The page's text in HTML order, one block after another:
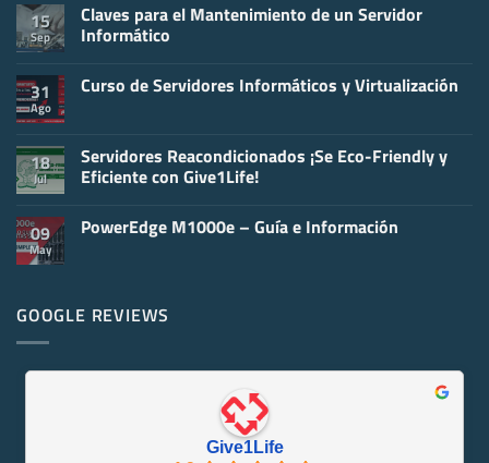
15
Sep
Claves para el Mantenimiento de un Servidor
Informático
comentarios
Mantenimiento
de
un
31
Ago
Curso de Servidores Informáticos y Virtualización
en
Curso
de
y
Virtualización
18
Jul
Servidores Reacondicionados ¡Se Eco-Friendly y
Eficiente con Give1Life!
comentarios
Friendly
y
Give1Life!
09
May
PowerEdge M1000e – Guía e Información
PowerEdge
M1000e
Información
GOOGLE REVIEWS
Give1Life